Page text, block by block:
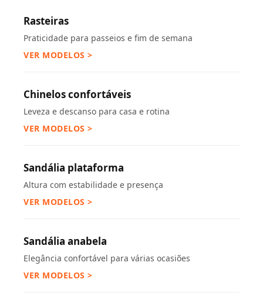
Rasteiras
Praticidade para passeios e fim de semana
VER MODELOS >
Chinelos confortáveis
Leveza e descanso para casa e rotina
VER MODELOS >
Sandália plataforma
Altura com estabilidade e presença
VER MODELOS >
Sandália anabela
Elegância confortável para várias ocasiões
VER MODELOS >